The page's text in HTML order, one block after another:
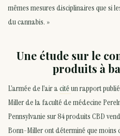
mêmes mesures disciplinaires que si
du cannabis. »
Une étude sur le
produits à
L’armée de l’air acitéun rapport
Miller de la faculté de médecine
Pennsylvanie sur 84 produits CBD
Bonn-Miller ont déterminé que